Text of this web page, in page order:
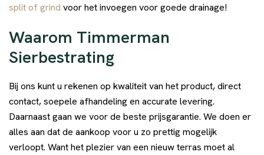
split of grind voor het invoegen voor goede drainage!
Waarom Timmerman
Sierbestrating
Bij ons kunt u rekenen op kwaliteit van het product, direct
contact, soepele afhandeling en accurate levering.
Daarnaast gaan we voor de beste prijsgarantie. We doen er
alles aan dat de aankoop voor u zo prettig mogelijk
verloopt. Want het plezier van een nieuw terras moet al